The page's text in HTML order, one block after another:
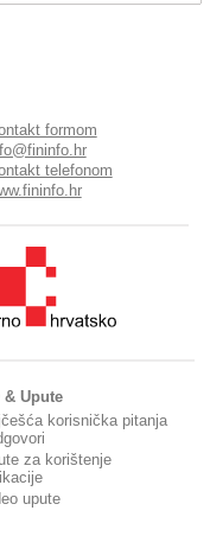
formom
telefonom
& Upute
korisnička pitanja
za korištenje
upute